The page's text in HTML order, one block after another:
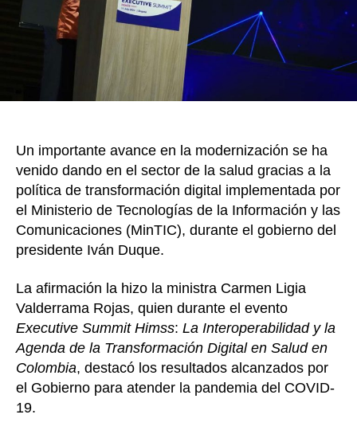
Digital
en
Un importante avance en la modernización se ha
venido dando en el sector de la salud gracias a la
política de transformación digital implementada por
el Ministerio de Tecnologías de la Información y las
Comunicaciones (MinTIC), durante el gobierno del
presidente Iván Duque.
La afirmación la hizo la ministra Carmen Ligia
Valderrama Rojas, quien durante el evento
Executive Summit Himss: La Interoperabilidad y la
Agenda de la Transformación Digital en Salud en
Colombia, destacó los resultados alcanzados por
el Gobierno para atender la pandemia del COVID-
19.